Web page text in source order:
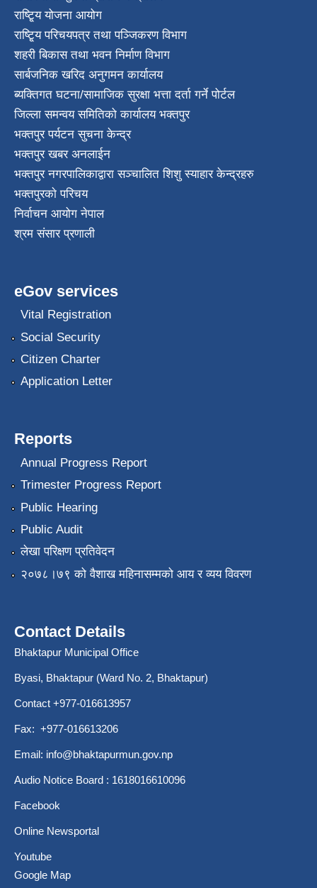
राष्टि्ृय योजना आयोग
राष्टि्ृय परिचयपत्र तथा पञ्जिकरण विभाग
शहरी बिकास तथा भवन निर्माण विभाग
सार्बजनिक खरिद अनुगमन कार्यालय
ब्यक्तिगत घटना/सामाजिक सुरक्षा भत्ता दर्ता गर्ने पोर्टल
जिल्ला समन्वय समितिको कार्यालय भक्तपुर
भक्तपुर पर्यटन सुचना केन्द्र
भक्तपुर खबर अनलाईन
भक्तपुर नगरपालिकाद्वारा सञ्चालित शिशु स्याहार केन्द्रहरु
भक्तपुरकाे परिचय
निर्वाचन आयोग नेपाल
श्रम संसार प्रणाली
eGov services
Vital Registration
Social Security
Citizen Charter
Application Letter
Reports
Annual Progress Report
Trimester Progress Report
Public Hearing
Public Audit
लेखा परिक्षण प्रतिवेदन
२०७८।७९ को वैशाख महिनासम्मको आय र व्यय विवरण
Contact Details
Bhaktapur Municipal Office
Byasi, Bhaktapur (Ward No. 2, Bhaktapur)
Contact +977-016613957
Fax: +977-016613206
Email: info@bhaktapurmun.gov.np
Audio Notice Board : 1618016610096
Facebook
Online Newsportal
Youtube
Google Map